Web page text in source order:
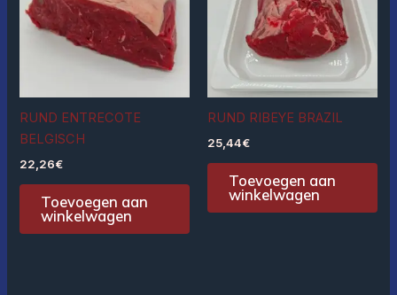
RUND ENTRECOTE
BELGISCH
22,26€
Toevoegen aan
winkelwagen
RUND RIBEYE BRAZIL
25,44€
Toevoegen aan
winkelwagen